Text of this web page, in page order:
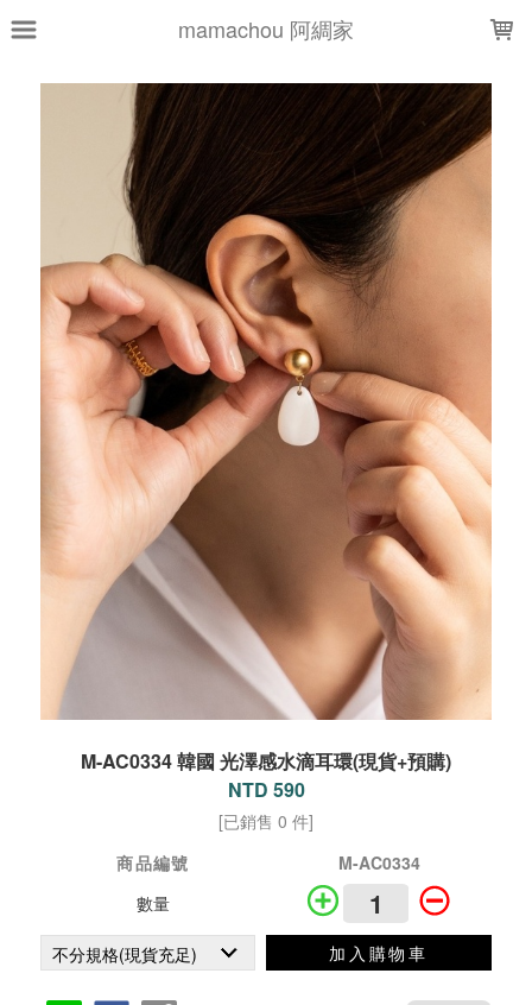
mamachou 阿綢家
M-AC0334 韓國 光澤感水滴耳環(現貨+預購)
NTD 590
[已銷售 0 件]
商品編號
M-AC0334
數量
加入購物車